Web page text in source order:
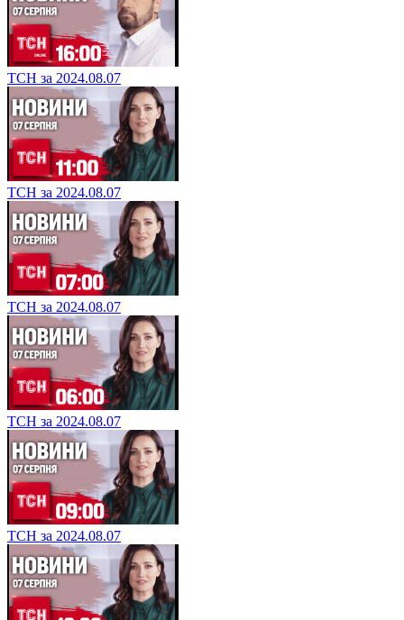
ТСН за 2024.08.07
ТСН за 2024.08.07
ТСН за 2024.08.07
ТСН за 2024.08.07
ТСН за 2024.08.07